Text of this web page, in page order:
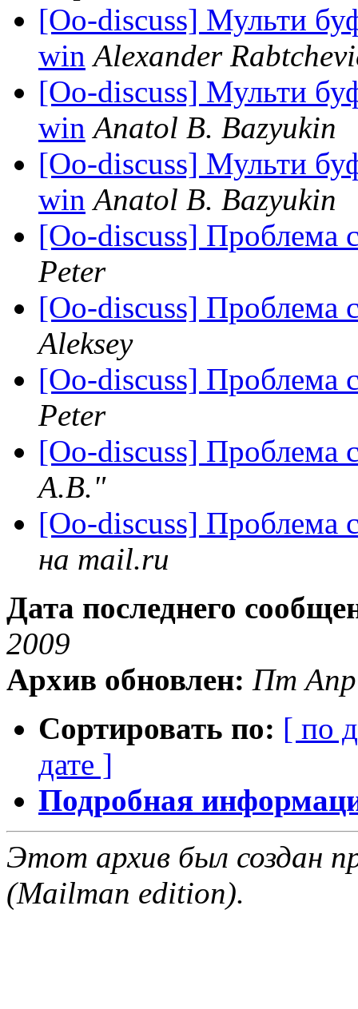
[Oo-discuss] Мульти
win Alexander
[Oo-discuss] Мульти
win Anatol B. Bazyukin
[Oo-discuss] Мульти
win Anatol B. Bazyukin
[Oo-discuss] Проблема
Peter
[Oo-discuss] Проблема
Aleksey
[Oo-discuss] Проблема
Peter
[Oo-discuss] Проблема
А.В."
[Oo-discuss] Проблема
на mail.ru
Дата последнего
2009
Архив обновлен: Пт Апр
Сортировать по: [ по
дате ]
Подробная
Этот архив был создан
(Mailman edition).